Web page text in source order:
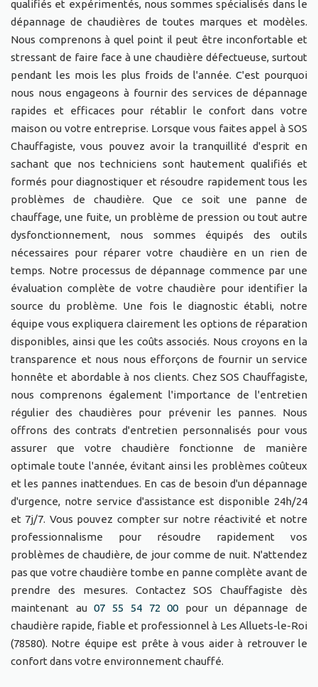
qualifiés et expérimentés, nous sommes spécialisés dans le
dépannage de chaudières de toutes marques et modèles.
Nous comprenons à quel point il peut être inconfortable et
stressant de faire face à une chaudière défectueuse, surtout
pendant les mois les plus froids de l'année. C'est pourquoi
nous nous engageons à fournir des services de dépannage
rapides et efficaces pour rétablir le confort dans votre
maison ou votre entreprise. Lorsque vous faites appel à SOS
Chauffagiste, vous pouvez avoir la tranquillité d'esprit en
sachant que nos techniciens sont hautement qualifiés et
formés pour diagnostiquer et résoudre rapidement tous les
problèmes de chaudière. Que ce soit une panne de
chauffage, une fuite, un problème de pression ou tout autre
dysfonctionnement, nous sommes équipés des outils
nécessaires pour réparer votre chaudière en un rien de
temps. Notre processus de dépannage commence par une
évaluation complète de votre chaudière pour identifier la
source du problème. Une fois le diagnostic établi, notre
équipe vous expliquera clairement les options de réparation
disponibles, ainsi que les coûts associés. Nous croyons en la
transparence et nous nous efforçons de fournir un service
honnête et abordable à nos clients. Chez SOS Chauffagiste,
nous comprenons également l'importance de l'entretien
régulier des chaudières pour prévenir les pannes. Nous
offrons des contrats d'entretien personnalisés pour vous
assurer que votre chaudière fonctionne de manière
optimale toute l'année, évitant ainsi les problèmes coûteux
et les pannes inattendues. En cas de besoin d'un dépannage
d'urgence, notre service d'assistance est disponible 24h/24
et 7j/7. Vous pouvez compter sur notre réactivité et notre
professionnalisme pour résoudre rapidement vos
problèmes de chaudière, de jour comme de nuit. N'attendez
pas que votre chaudière tombe en panne complète avant de
prendre des mesures. Contactez SOS Chauffagiste dès
maintenant au07 55 54 72 00pour un dépannage de
chaudière rapide, fiable et professionnel à Les Alluets-le-Roi
(78580). Notre équipe est prête à vous aider à retrouver le
confort dans votre environnement chauffé.